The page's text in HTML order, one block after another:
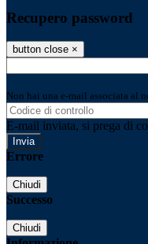
Recupero password
button close ×
Non hai una e-mail associata al
E-mail inviata, si prega di
Errore
Chiudi
Successo
Chiudi